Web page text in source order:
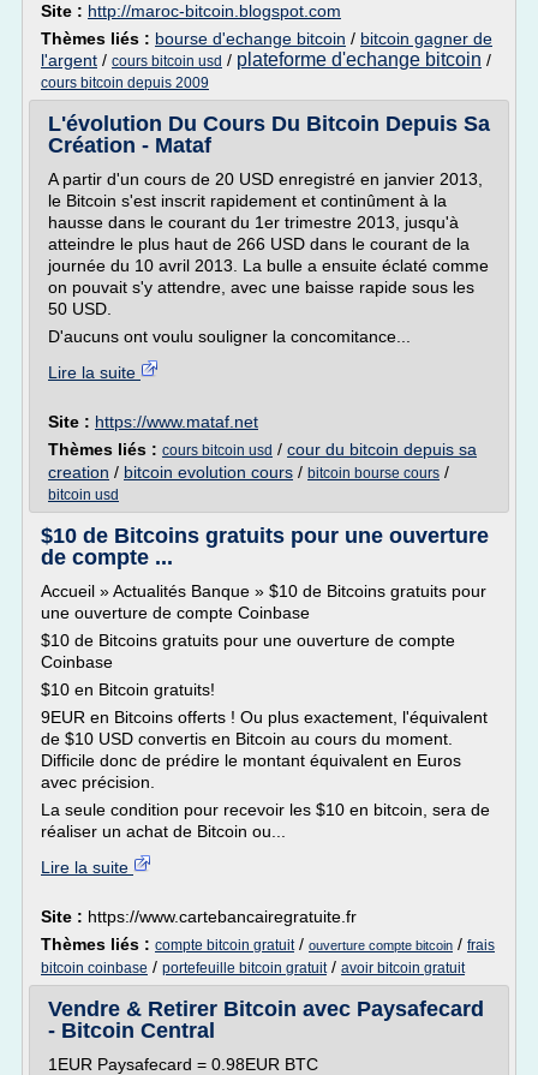
Site : http://maroc-bitcoin.blogspot.com
Thèmes liés : bourse d'echange bitcoin / bitcoin gagner de
l'argent / cours bitcoin usd / plateforme d'echange bitcoin /
cours bitcoin depuis 2009
L'évolution Du Cours Du Bitcoin Depuis Sa
Création - Mataf
A partir d'un cours de 20 USD enregistré en janvier 2013,
le Bitcoin s'est inscrit rapidement et continûment à la
hausse dans le courant du 1er trimestre 2013, jusqu'à
atteindre le plus haut de 266 USD dans le courant de la
journée du 10 avril 2013. La bulle a ensuite éclaté comme
on pouvait s'y attendre, avec une baisse rapide sous les
50 USD.
D'aucuns ont voulu souligner la concomitance...
Lire la suite
Site : https://www.mataf.net
Thèmes liés : cours bitcoin usd / cour du bitcoin depuis sa
creation / bitcoin evolution cours / bitcoin bourse cours /
bitcoin usd
$10 de Bitcoins gratuits pour une ouverture
de compte ...
Accueil » Actualités Banque » $10 de Bitcoins gratuits pour
une ouverture de compte Coinbase
$10 de Bitcoins gratuits pour une ouverture de compte
Coinbase
$10 en Bitcoin gratuits!
9EUR en Bitcoins offerts ! Ou plus exactement, l'équivalent
de $10 USD convertis en Bitcoin au cours du moment.
Difficile donc de prédire le montant équivalent en Euros
avec précision.
La seule condition pour recevoir les $10 en bitcoin, sera de
réaliser un achat de Bitcoin ou...
Lire la suite
Site : https://www.cartebancairegratuite.fr
Thèmes liés : compte bitcoin gratuit/ ouverture compte bitcoin / frais
bitcoin coinbase / portefeuille bitcoin gratuit/ avoir bitcoin gratuit
Vendre & Retirer Bitcoin avec Paysafecard
- Bitcoin Central
1EUR Paysafecard = 0.98EUR BTC